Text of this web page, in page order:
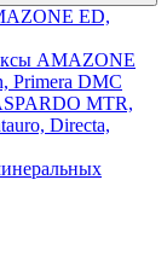
ED,
AMAZONE
Primera DMC
MTR,
Directa,